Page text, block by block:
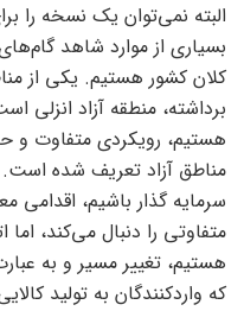
البته نمی‌توان یک نسخه را
بسیاری از موارد شاهد
کلان کشور هستیم. یکی از
برداشته، منطقه آزاد انزلی
هستیم، رویکردی متفاوت و
مناطق آزاد تعریف شده است.
سرمایه گذار باشیم،
متفاوتی را دنبال می‌کند، اما
هستیم، تغییر مسیر و به
که واردکنندگان به تولید